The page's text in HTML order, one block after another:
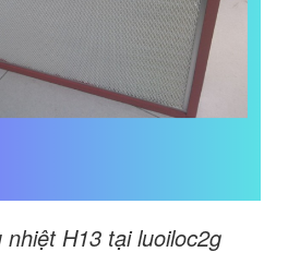
H13 tại luoiloc2g